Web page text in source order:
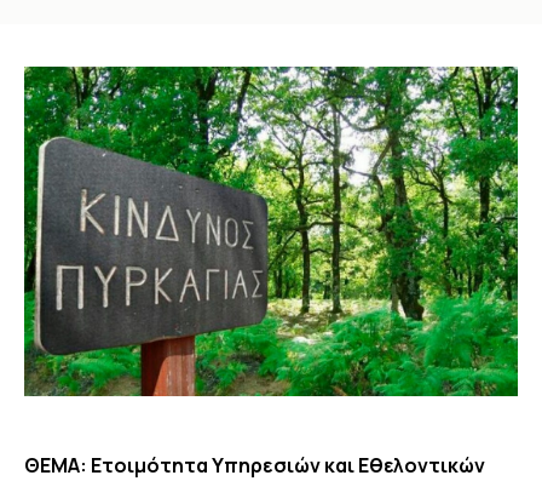
ΘΕΜΑ: Ετοιμότητα Υπηρεσιών και Εθελοντικών